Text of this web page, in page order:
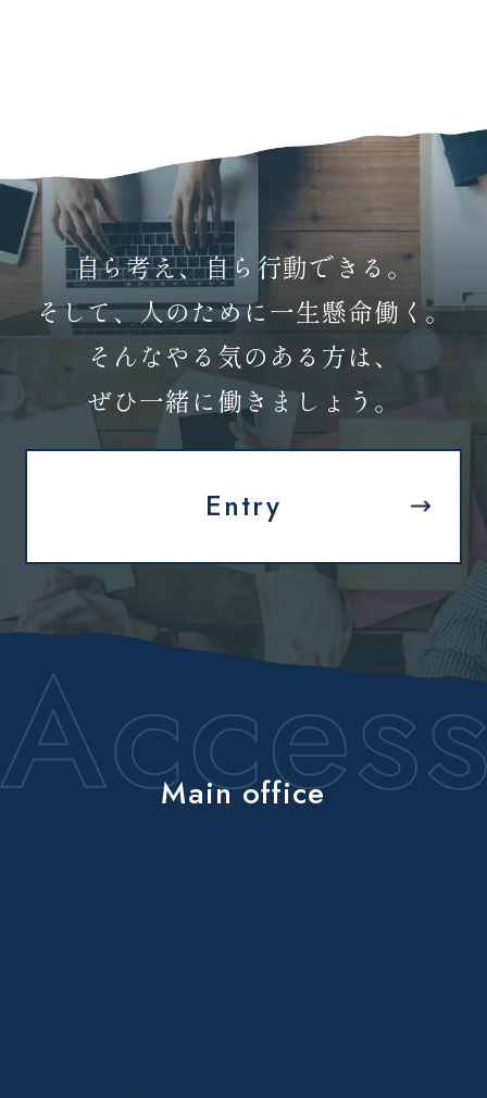
自ら考え、自ら行動できる。
そして、人のために一生懸命働く。
そんなやる気のある方は、
ぜひ一緒に働きましょう。
Entry
Main office